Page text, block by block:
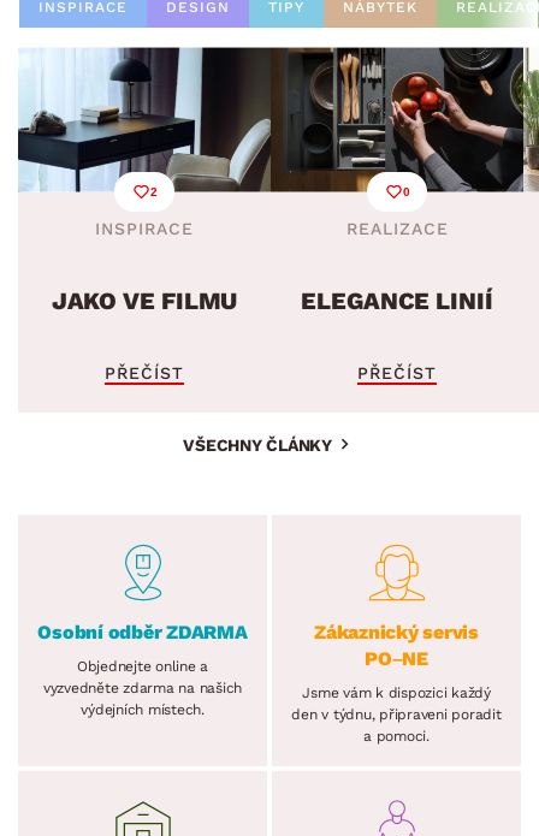
INSPIRACE DESIGN TIPY NÁBYTEK
2
INSPIRACE
JAKO VE FILMU
PŘEČÍST
0
REALIZACE
ELEGANCE LINIÍ
PŘEČÍST
VŠECHNY ČLÁNKY
Osobní odběr ZDARMA
Objednejte online a
vyzvedněte zdarma na našich
výdejních místech.
Zákaznický servis
PO–NE
Jsme vám k dispozici každý
den v týdnu, připraveni poradit
a pomoci.